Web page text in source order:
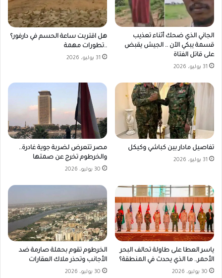
الجاني الذي ضحك أثناء تعذيب
قسمة يبكي الآن .. الجيش يقبض
على قاتل الفتاة
31 يوليو، 2026
هل اقتربت ساعة الحسم في دارفور؟
..تطورات مهمة
31 يوليو، 2026
تفاصيل مادار بين كباشي وكيكل
31 يوليو، 2026
مصر تتعرض لضربة جوية غادرة..
والخرطوم تخرج عن صمتها
30 يوليو، 2026
ياسر العطا على طاولة تحالف البحر
الأحمر.. ما الذي يحدث في المنطقة؟
30 يوليو، 2026
الخرطوم تقوم بحملة صارمة ضد
الأجانب وتحذر ملاك العقارات
30 يوليو، 2026